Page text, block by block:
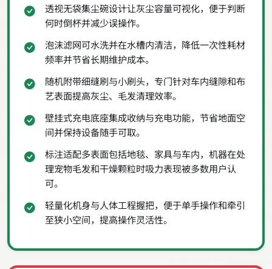
透视无袋集尘碗设计让灰尘容量可视化，便于判断
何时倒杯并减少误操作。
泡沫滤网可水洗并在水槽内清洁，降低一次性耗材
频率并节省长期维护成本。
随机附带细缝刷与小刷头，专门针对车内缝隙和布
艺表面提高灰尘、毛发清理效率。
壁挂式充电底座集成收纳与充电功能，节省地面空
间并保持设备随手可取。
标注适配多表面包括地毯、家具与车内，机器在处
理宠物毛发和干燥颗粒时吸力表现被多数用户认
可。
轻量化机身与人体工程握把，便于单手操作和牵引
至狭小空间，提高操作灵活性。